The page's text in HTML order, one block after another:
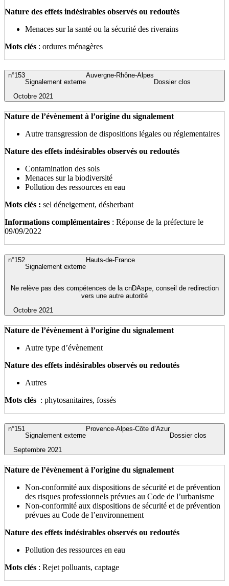
Nature des effets indésirables observés ou redoutés
Menaces sur la santé ou la sécurité des riverains
Mots clés : ordures ménagères
Octobre 2021
Dossier clos
Auvergne-Rhône-Alpes
Signalement externe
n°153
Nature de l’évènement à l’origine du signalement
Autre transgression de dispositions légales ou réglementaires
Nature des effets indésirables observés ou redoutés
Contamination des sols
Menaces sur la biodiversité
Pollution des ressources en eau
Mots clés : sel déneigement, désherbant
Informations complémentaires : Réponse de la préfecture le
09/09/2022
Octobre 2021
Ne relève pas des compétences de la cnDAspe, conseil de redirection
vers une autre autorité
Hauts-de-France
Signalement externe
n°152
Nature de l’évènement à l’origine du signalement
Autre type d’évènement
Nature des effets indésirables observés ou redoutés
Autres
Mots clés : phytosanitaires, fossés
Septembre 2021
Dossier clos
Provence-Alpes-Côte d’Azur
Signalement externe
n°151
Nature de l’évènement à l’origine du signalement
Non-conformité aux dispositions de sécurité et de prévention
des risques professionnels prévues au Code de l’urbanisme
Non-conformité aux dispositions de sécurité et de prévention
prévues au Code de l’environnement
Nature des effets indésirables observés ou redoutés
Pollution des ressources en eau
Mots clés : Rejet polluants, captage